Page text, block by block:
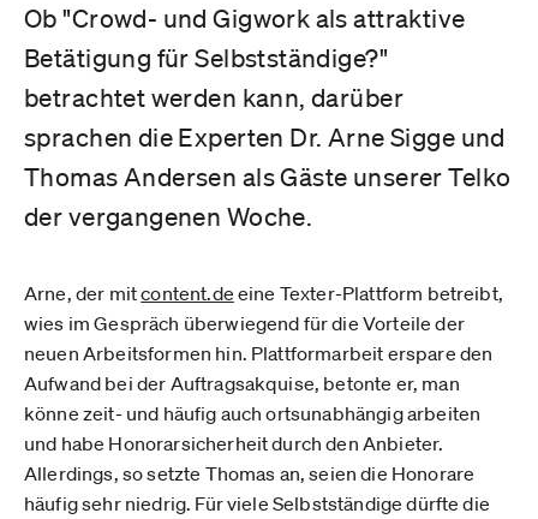
Ob "Crowd- und Gigwork als attraktive
Betätigung für Selbstständige?"
betrachtet werden kann, darüber
sprachen die Experten Dr. Arne Sigge und
Thomas Andersen als Gäste unserer Telko
der vergangenen Woche.
Arne, der mitcontent.de­ eine Texter-Plattform betreibt,
wies im Gespräch überwiegend für die Vorteile der
neuen Arbeitsformen hin. Plattformarbeit erspare den
Aufwand bei der Auftragsakquise, betonte er, man
könne zeit- und häufig auch ortsunabhängig arbeiten
und habe Honorarsicherheit durch den Anbieter.
Allerdings, so setzte Thomas an, seien die Honorare
häufig sehr niedrig. Für viele Selbstständige dürfte die